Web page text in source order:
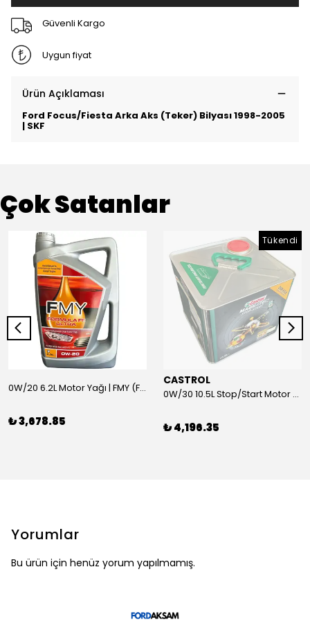
Güvenli Kargo
Uygun fiyat
Ürün Açıklaması
Ford Focus/Fiesta Arka Aks (Teker) Bilyası 1998-2005
| SKF
Çok Satanlar
0W/20 6.2L Motor Yağı | FMY (Ford Motor Yağları)
₺ 3,678.85
Tükendi
CASTROL
0W/30 10.5L Stop/Start Motor Yağı | CASTROL
₺ 4,196.35
Yorumlar
Bu ürün için henüz yorum yapılmamış.